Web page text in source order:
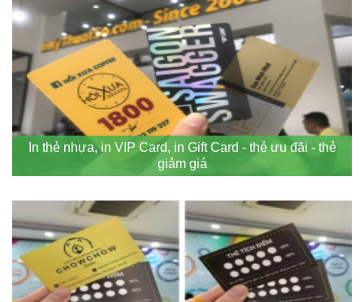
In thẻ nhựa, in VIP Card, in Gift Card - thẻ ưu đãi - thẻ
giảm giá